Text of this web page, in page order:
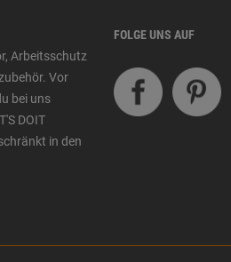
Arbeitsschutz
Vor
bei uns
DOIT
in den
FOLGE UNS AUF